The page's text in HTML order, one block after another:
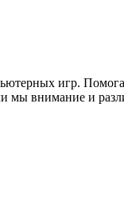
игр.
мы внимание и